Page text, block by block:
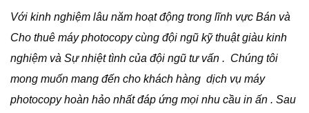
Với kinh nghiệm lâu năm hoạt động trong lĩnh vực Bán và
Cho thuê máy photocopy cùng đội ngũ kỹ thuật giàu kinh
nghiệm và Sự nhiệt tình của đội ngũ tư vấn . Chúng tôi
mong muốn mang đến cho khách hàng dịch vụ máy
photocopy hoàn hảo nhất đáp ứng mọi nhu cầu in ấn . Sau